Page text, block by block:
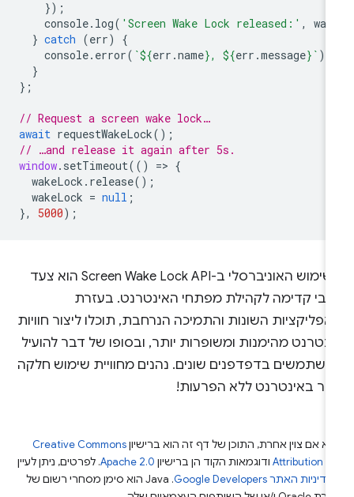
console.log('Screen Wake Lock released:',
} catch (err
console.error(`${ err.name }, ${ err.message
// Request a screen wake lock…
await requestWakeLock
// …and release it again after 5s.
window.setTimeout (() =
wakeLock.release
wakeLock
= null
}, 5000
השימוש האוניברסלי ב-Screen Wake Lock API הוא צעד
קדימה לקהילת מפתחי האינטרנט. בעזרת
השונות והתמיכה הנרחבת, תוכלו ליצור חוויות
מהימנות ומשופרות יותר, ובסופו של דבר להועיל
בדפדפנים שונים. נהנים מחוויית שימוש חלקה
באינטרנט ללא הפרעות!
אם צוין אחרת, התוכן של דף זה הוא ברישיוןCreative Commons
Attributionודוגמאות הקוד הן ברישיוןApache 2.0. לפרטים, ניתן לעיין
מדיניות האתר Google Developers‏
.‏ Java הוא סימן מסחרי רשום של